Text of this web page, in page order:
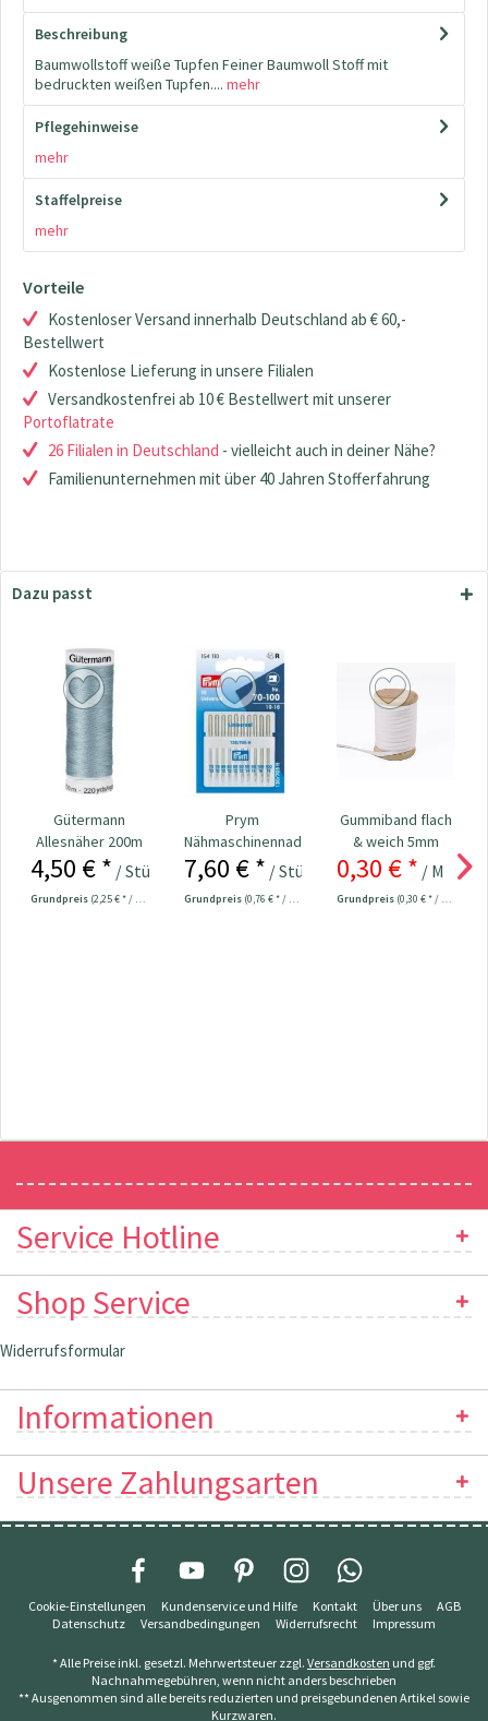
Beschreibung
Baumwollstoff weiße Tupfen Feiner Baumwoll Stoff mit
bedruckten weißen Tupfen.... mehr
Pflegehinweise
mehr
Staffelpreise
mehr
Vorteile
Kostenloser Versand innerhalb Deutschland ab € 60,-
Bestellwert
Kostenlose Lieferung in unsere Filialen
Versandkostenfrei ab 10 € Bestellwert mit unserer
Portoflatrate
26 Filialen in Deutschland - vielleicht auch in deiner Nähe?
Familienunternehmen mit über 40 Jahren Stofferfahrung
Dazu passt
Gütermann
Allesnäher 200m
Fb. 788 - grau
4,50 € * / Stück
Grundpreis (2,25 € * / 100 Meter)
Prym
Nähmaschinennadeln
130/705
Universal...
7,60 € * / Stück
Grundpreis (0,76 € * / 1 Stück)
Gummiband flach
& weich 5mm
breit weiß
0,30 € * / Meter
Grundpreis (0,30 € * / 1 Meter)
Service Hotline
Shop Service
Widerrufsformular
Informationen
Unsere Zahlungsarten
Cookie-Einstellungen Kundenservice und Hilfe Kontakt Über uns
AGB
Datenschutz
Versandbedingungen Widerrufsrecht Impressum
* Alle Preise inkl. gesetzl. Mehrwertsteuer zzgl. Versandkosten und ggf.
Nachnahmegebühren, wenn nicht anders beschrieben
** Ausgenommen sind alle bereits reduzierten und preisgebundenen Artikel sowie
Kurzwaren.